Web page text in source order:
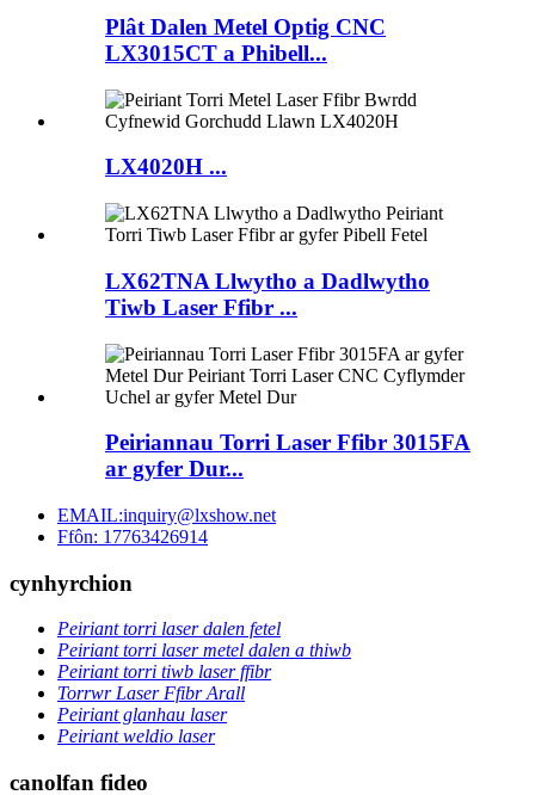
Plât Dalen Metel Optig CNC
LX3015CT a Phibell...
LX4020H ...
LX62TNA Llwytho a Dadlwytho
Tiwb Laser Ffibr ...
Peiriannau Torri Laser Ffibr 3015FA
ar gyfer Dur...
EMAIL:inquiry@lxshow.net
Ffôn: 17763426914
cynhyrchion
Peiriant torri laser dalen fetel
Peiriant torri laser metel dalen a thiwb
Peiriant torri tiwb laser ffibr
Torrwr Laser Ffibr Arall
Peiriant glanhau laser
Peiriant weldio laser
canolfan fideo